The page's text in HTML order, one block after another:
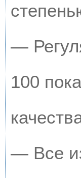
—
100
— Все